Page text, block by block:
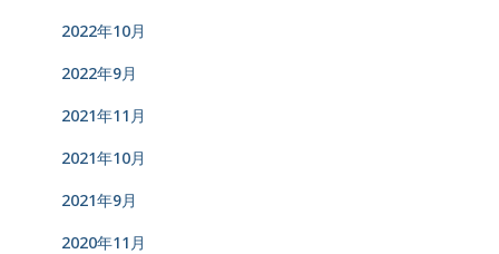
2022年10月
2022年9月
2021年11月
2021年10月
2021年9月
2020年11月